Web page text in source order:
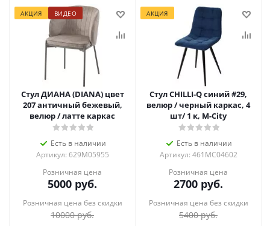
АКЦИЯ ВИДЕО
Стул ДИАНА (DIANA) цвет
207 античный бежевый,
велюр / латте каркас
Есть в наличии
Артикул: 629M05955
Розничная цена
5000 руб.
Розничная цена без скидки
10000руб.
АКЦИЯ
Стул CHILLI-Q синий #29,
велюр / черный каркас, 4
шт/ 1 к, М-City
Есть в наличии
Артикул: 461MC04602
Розничная цена
2700 руб.
Розничная цена без скидки
5400руб.